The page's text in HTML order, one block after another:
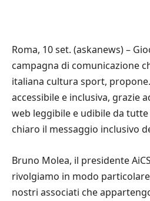
Roma, 10 set. (askanews) –
campagna di comunicazione
italiana cultura sport,
accessibile e inclusiva, grazie
web leggibile e udibile da
chiaro il messaggio inclusivo
Bruno Molea, il presidente
rivolgiamo in modo
nostri associati che